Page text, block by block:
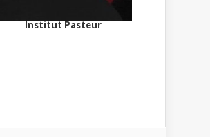
Institut Pasteur